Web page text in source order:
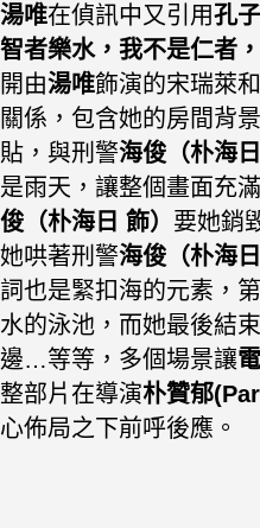
湯唯在偵訊中又引用孔
智者樂水，我不是仁者
開由湯唯飾演的宋瑞萊和
關係，包含她的房間背
貼， 與刑警海俊（朴海日
是雨天，讓整個畫面充
俊（朴海日 飾） 要她銷
她哄著刑警海俊（朴海日
詞也是緊扣海的元素，
水的泳池，而她最後結
邊…等等，多個場景讓
整部片在導演朴贊郁
心佈局之下前呼後應。